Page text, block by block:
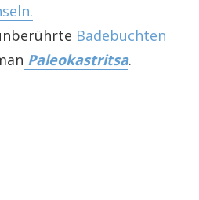
Badebuchten
Paleokastritsa.